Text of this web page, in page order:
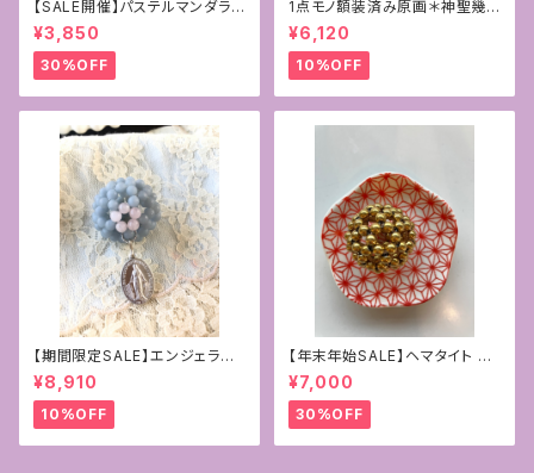
【SALE開催】パステルマンダラ
+フトマニ図アート〜新生〜
¥3,850
30%OFF
1点モノ額装済み原画＊神聖幾
何学フラワーオブライフ＋フトマ
ニ図アート[覚醒]
¥6,120
10%OFF
【期間限定SALE】エンジェライ
ト&ローズクォーツ4mmフラー
レン+マリア様の奇跡のメダイ
¥8,910
10%OFF
【年末年始SALE】ヘマタイト ゴ
ールドコーティング
¥7,000
30%OFF